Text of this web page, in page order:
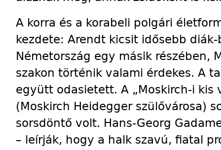
A korra és a korabeli polgári
kezdete: Arendt kicsit idősebb
Németország egy másik részében,
szakon történik valami érdekes. A
együtt odasietett. A „Moskirch-i kis
(Moskirch Heidegger szülővárosa)
sorsdöntő volt. Hans-Georg
– leírják, hogy a halk szavú, fiatal